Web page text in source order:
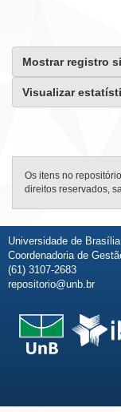
Mostrar registro
Visualizar
Os itens no
direitos reservados,
Universidade de
Coordenadoria de
(61) 3107-2683
repositorio@unb.br